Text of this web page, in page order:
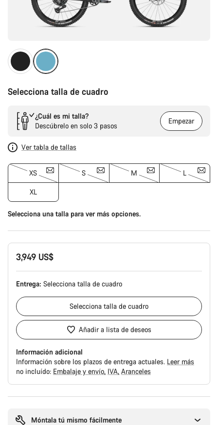
Selecciona talla de cuadro
¿Cuál es mi talla?
Descúbrelo en solo 3 pasos
Empezar
Ver tabla de tallas
XS S M L
XL
Selecciona una talla para ver más opciones.
3,949 US$
Entrega: Selecciona talla de cuadro
Selecciona talla de cuadro
Añadir a lista de deseos
Información adicional
Información sobre los plazos de entrega actuales. Leer más
no incluído: Embalaje y envío IVA Aranceles
compra
Móntala tú mismo fácilmente